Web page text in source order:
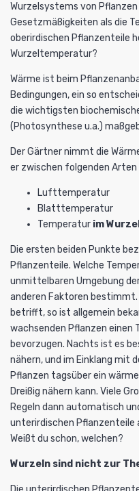
Wurzelsystems von
Gesetzmäßigkeiten als die
oberirdischen Pflanzenteile
Wurzeltemperatur?
Wärme ist beim
Bedingungen, ein so
die wichtigsten
(Photosynthese u.a.)
Der Gärtner nimmt die
er zwischen folgenden
Lufttemperatur
Blatttemperatur
Temperatur im
Die ersten beiden Punkte
Pflanzenteile. Welche
unmittelbaren Umgebung
anderen Faktoren bestimmt.
betrifft, so ist allgemein
wachsenden Pflanzen einen
bevorzugen. Nachts ist es
nähern, und im Einklang mit
Pflanzen tagsüber ein
Dreißig nähern kann. Viele
Regeln dann automatisch
unterirdischen Pflanzenteile
Weißt du schon, welchen?
Wurzeln sind nicht zur